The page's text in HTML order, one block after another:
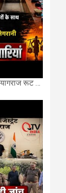
क़ावड़ यात्रा मे बुलडोज़र बाबा का क्रेज़,वाराणसी प्रयागराज रूट की एक लेन खाली की गई.